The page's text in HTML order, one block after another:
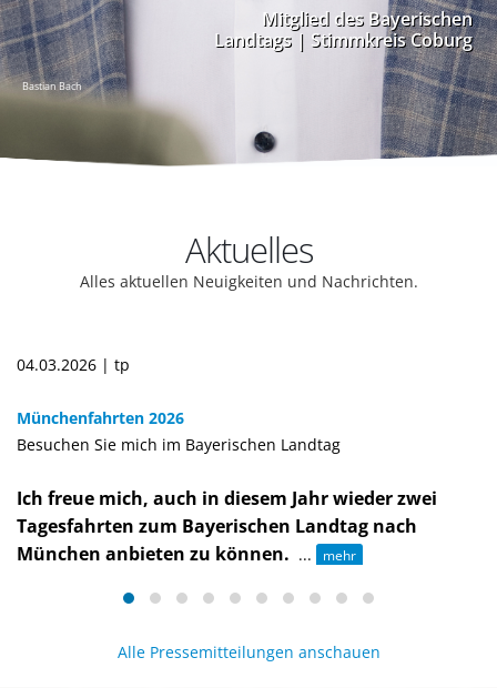
Mitglied des Bayerischen
Landtags | Stimmkreis Coburg
Bastian Bach
Aktuelles
Alles aktuellen Neuigkeiten und Nachrichten.
04.03.2026 | tp
Münchenfahrten 2026
Besuchen Sie mich im Bayerischen Landtag
Ich freue mich, auch in diesem Jahr wieder zwei
Tagesfahrten zum Bayerischen Landtag nach
München anbieten zu können. ... mehr
Alle Pressemitteilungen anschauen